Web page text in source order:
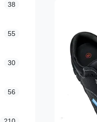
38
55
30
56